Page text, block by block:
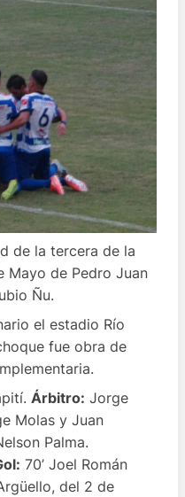
de la tercera de la
Mayo de Pedro Juan
Ñu.
el estadio Río
fue obra de
Árbitro: Jorge
Molas y Juan
Palma.
70’ Joel Román
del 2 de